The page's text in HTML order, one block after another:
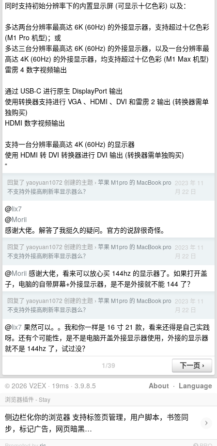
同时支持初始分辨率下的内置显示屏 (可显示十亿色彩) 以及：
多达两台分辨率最高达 6K (60Hz) 的外接显示器，支持超过十亿色彩
(M1 Pro 机型)；或
多达三台分辨率最高达 6K (60Hz) 的外接显示器，以及一台分辨率最
高达 4K (60Hz) 的外接显示器，均支持超过十亿色彩 (M1 Max 机型)
雷雳 4 数字视频输出
通过 USB‑C 进行原生 DisplayPort 输出
使用转换器支持进行 VGA 、HDMI 、DVI 和雷雳 2 输出 (转换器需单
独购买)
HDMI 数字视频输出
支持一台分辨率最高达 4K (60Hz) 的显示器
使用 HDMI 转 DVI 转换器进行 DVI 输出 (转换器需单独购买)
“
回复了 yaoyuan1072 创建的主题 › 苹果 M1pro 的 MacBook pro
不支持外接高刷新率显示器么？
2023 年 11
月 22 日
@lix7
@Morii
感谢大佬。解答了我挺久的疑问。官方的说辞很奇怪。
回复了 yaoyuan1072 创建的主题 › 苹果 M1pro 的 MacBook pro
不支持外接高刷新率显示器么？
2023 年 11
月 22 日
@Morii 感谢大佬，看来可以放心买 144hz 的显示器了。如果打开盖
子，电脑的自带屏幕+外接显示器，是不是外接就不能 144 了？
回复了 yaoyuan1072 创建的主题 › 苹果 M1pro 的 MacBook pro
不支持外接高刷新率显示器么？
2023 年 11
月 22 日
@lix7 果然可以。。我和你一样是 16 寸 21 款，看来还得是自己实践
呀。还有个可能性，是不是电脑开盖外接显示器使用，外接的显示器
就不是 144hz 了，试过没？
1/39
About · Language
© 2026 V2EX · 19ms · 3.9.8.5
浏览器插件 - Stay
侧边栏化你的浏览器 支持标签页管理，用户脚本，书签同
步，标记广告，网页暗黑…
›